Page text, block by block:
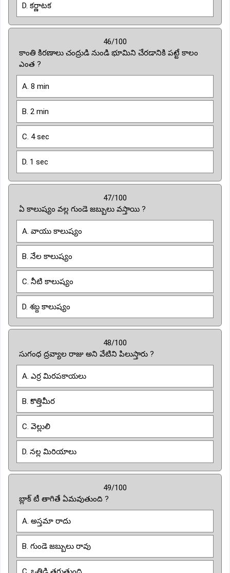
D. కర్ణాటక
46/100
కాంతి కిరణాలు చంద్రుడి నుండి భూమిని చేరడానికి పట్టే కాలం
ఎంత ?
A. 8 min
B. 2 min
C. 4 sec
D. 1 sec
47/100
ఏ కాలుష్యం వల్ల గుండె జబ్బులు వస్తాయి ?
A. వాయు కాలుష్యం
B. నేల కాలుష్యం
C. నీటి కాలుష్యం
D. శబ్ద కాలుష్యం
48/100
సుగంధ ద్రవ్యాల రాజు అని వేటిని పిలుస్తారు ?
A. ఎర్ర మిరపకాయలు
B. కొత్తిమీర
C. వెల్లులి
D. నల్ల మిరియాలు
49/100
బ్లాక్ టీ తాగితే ఏమవుతుంది ?
A. అస్తమా రాదు
B. గుండె జబ్బులు రావు